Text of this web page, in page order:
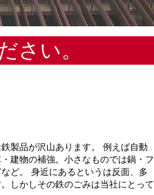
さい。
製品が沢山あります。 例えば自動
建物の補強。小さなものでは鍋・フ
ど。 身近にあるというは反面、多
しかしその鉄のごみは当社にとって